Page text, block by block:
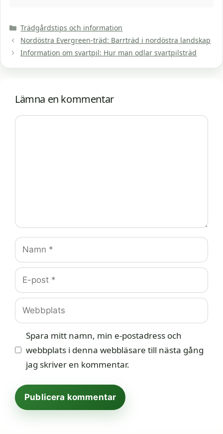
Kategorier
Trädgårdstips och information
Nordöstra Evergreen-träd: Barrträd i nordöstra landskap
Information om svartpil: Hur man odlar svartpilsträd
Lämna en kommentar
Kommentar
Namn
E-
post
Webbplats
Spara mitt namn, min e-postadress och
webbplats i denna webbläsare till nästa gång
jag skriver en kommentar.